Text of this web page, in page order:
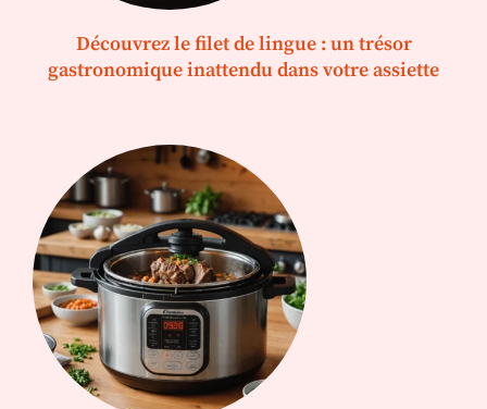
Découvrez le filet de lingue : un trésor
gastronomique inattendu dans votre assiette